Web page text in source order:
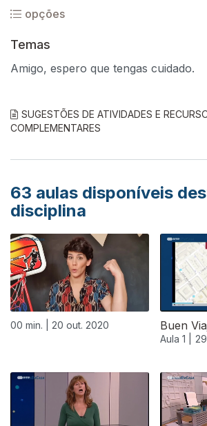
opções
Temas
Amigo, espero que tengas cuidado.
SUGESTÕES DE ATIVIDADES E
COMPLEMENTARES
63 aulas disponíveis
disciplina
00 min. | 20 out. 2020 Buen
Aula 1 |